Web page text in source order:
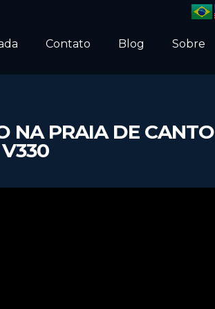
Sobre
Blog
Contato
NA PRAIA DE CANTO